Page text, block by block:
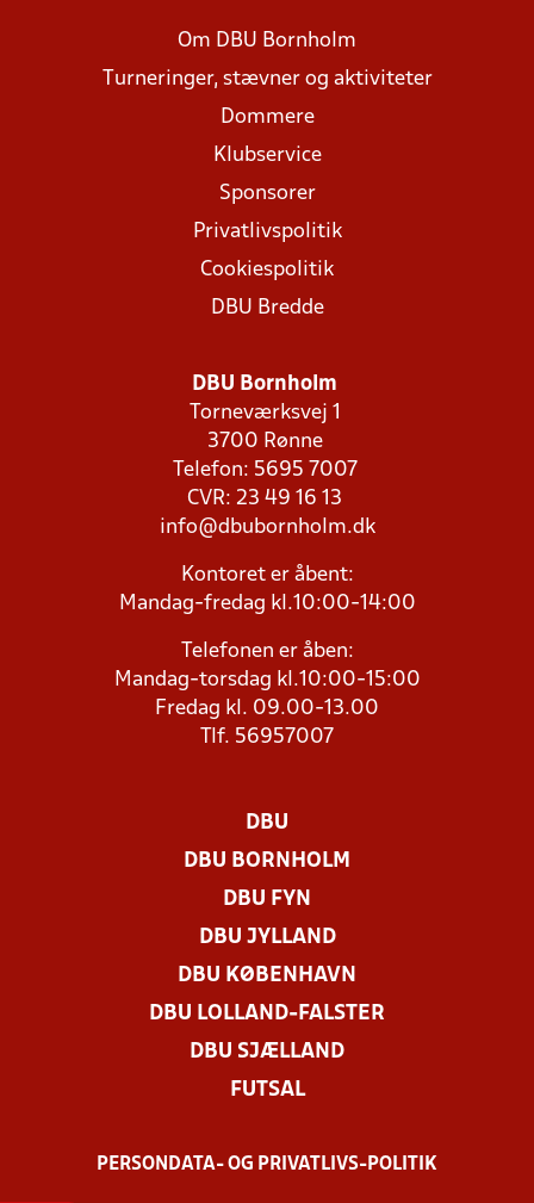
Om DBU Bornholm
Turneringer, stævner og aktiviteter
Dommere
Klubservice
Sponsorer
Privatlivspolitik
Cookiespolitik
DBU Bredde
DBU Bornholm
Torneværksvej 1
3700 Rønne
Telefon: 5695 7007
CVR: 23 49 16 13
info@dbubornholm.dk
Kontoret er åbent:
Mandag-fredag kl.10:00-14:00
Telefonen er åben:
Mandag-torsdag kl.10:00-15:00
Fredag kl. 09.00-13.00
Tlf. 56957007
DBU
DBU BORNHOLM
DBU FYN
DBU JYLLAND
DBU KØBENHAVN
DBU LOLLAND-FALSTER
DBU SJÆLLAND
FUTSAL
PERSONDATA- OG PRIVATLIVS-POLITIK